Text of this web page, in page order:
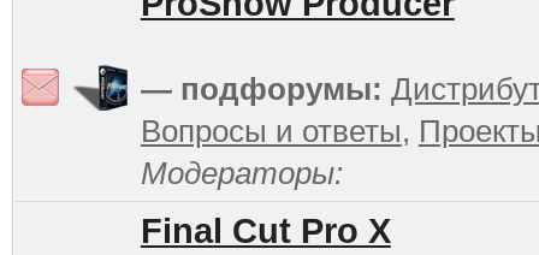
— подфорумы:
Вопросы и ответы,
Модераторы:
Final Cut Pro X